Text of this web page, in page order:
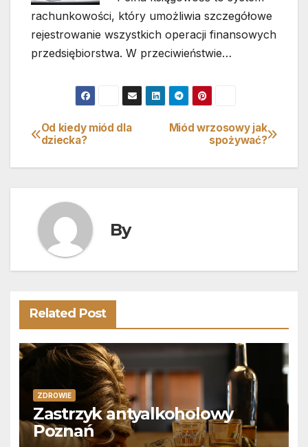
rachunkowości, który umożliwia szczegółowe
rejestrowanie wszystkich operacji finansowych
przedsiębiorstwa. W przeciwieństwie…
Nawigacja
wpisu
Miód wrzosowy jak
spożywać?
Od kiedy miód dla
dziecka?
By
Related Post
ZDROWIE
Zastrzyk antyalkoholowy
Poznań